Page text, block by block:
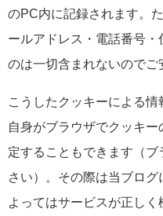
のPC内に記録されます。
ールアドレス・電話番号
のは一切含まれないのでご
こうしたクッキーによる
自身がブラウザでクッキ
定することもできます（
さい）。その際は当ブロ
よってはサービスが正し